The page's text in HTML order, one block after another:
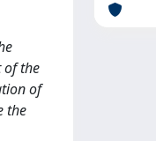
of the
of
the